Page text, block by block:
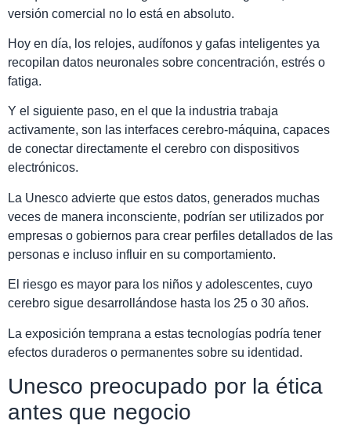
versión comercial no lo está en absoluto.
Hoy en día, los relojes, audífonos y gafas inteligentes ya
recopilan datos neuronales sobre concentración, estrés o
fatiga.
Y el siguiente paso, en el que la industria trabaja
activamente, son las interfaces cerebro-máquina, capaces
de conectar directamente el cerebro con dispositivos
electrónicos.
La Unesco advierte que estos datos, generados muchas
veces de manera inconsciente, podrían ser utilizados por
empresas o gobiernos para crear perfiles detallados de las
personas e incluso influir en su comportamiento.
El riesgo es mayor para los niños y adolescentes, cuyo
cerebro sigue desarrollándose hasta los 25 o 30 años.
La exposición temprana a estas tecnologías podría tener
efectos duraderos o permanentes sobre su identidad.
Unesco preocupado por la ética
antes que negocio